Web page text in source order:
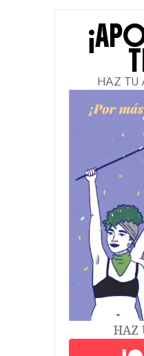
HAZ TU
HAZ